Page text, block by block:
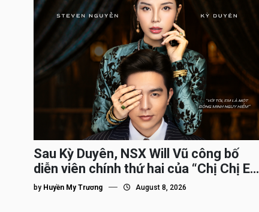
Sau Kỳ Duyên, NSX Will Vũ công bố
diễn viên chính thứ hai của “Chị Chị Em
Em 3″
by Huyền My Trương August 8, 2026